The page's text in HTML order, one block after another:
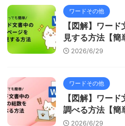
ワードその他
【図解】ワー
見する方法【簡
2026/6/29
ワードその他
【図解】ワー
調べる方法【簡
2026/6/29